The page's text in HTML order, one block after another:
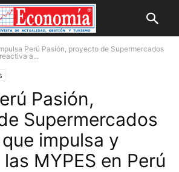
Perú Pasión, proyecto de Supermercados
a...
Pasión,
Supermercados
impulsa y
MYPES en Perú